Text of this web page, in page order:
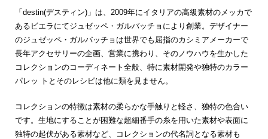
「destin(デスティン)」は、2009年にイタリアの高級素材のメッカで
あるビエラにてジュゼッペ・ガルバッチョにより創業。デザイナー
のジュゼッペ・ガルバッチョは世界でも屈指のカシミアメーカーで
長年アクセサリーの企画、営業に携わり、そのノウハウを生かした
コレクションのコーディネート全般、特に素材開発や独特のカラー
パレッ トとそのレシピは他に類を見ません。
コレクションの特徴は素材の柔らかな手触りと軽さ、独特の色合い
です。生地にすることが困難な超細番手の糸を用いた素材や表面に
独特の起伏がある素材など、コレクションの代名詞となる素材も